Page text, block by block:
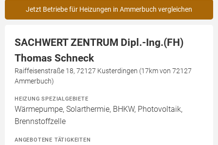
Jetzt Betriebe für Heizungen in Ammerbuch vergleichen
SACHWERT ZENTRUM Dipl.-Ing.(FH)
Thomas Schneck
Raiffeisenstraße 18, 72127 Kusterdingen (17km von 72127
Ammerbuch)
HEIZUNG SPEZIALGEBIETE
Wärmepumpe, Solarthermie, BHKW, Photovoltaik,
Brennstoffzelle
ANGEBOTENE TÄTIGKEITEN